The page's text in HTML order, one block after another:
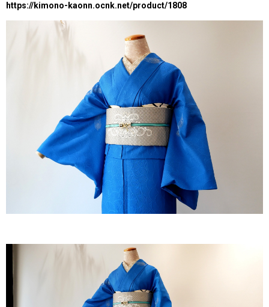
https://kimono-kaonn.ocnk.net/product/1808